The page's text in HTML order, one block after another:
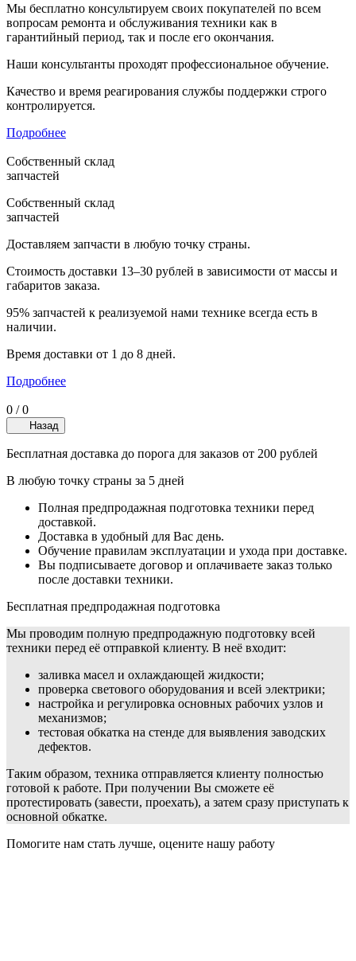
Мы бесплатно консультируем своих покупателей по всем
вопросам ремонта и обслуживания техники как в
гарантийный период, так и после его окончания.
Наши консультанты проходят профессиональное обучение.
Качество и время реагирования службы поддержки строго
контролируется.
Подробнее
Собственный склад
запчастей
Собственный склад
запчастей
Доставляем запчасти в любую точку страны.
Стоимость доставки 13–30 рублей в зависимости от массы и
габаритов заказа.
95% запчастей к реализуемой нами технике всегда есть в
наличии.
Время доставки от 1 до 8 дней.
Подробнее
0 /0
Назад
Бесплатная доставка до порога для заказов от 200 рублей
В любую точку страны за 5 дней
Полная предпродажная подготовка техники перед
доставкой.
Доставка в удобный для Вас день.
Обучение правилам эксплуатации и ухода при доставке.
Вы подписываете договор и оплачиваете заказ только
после доставки техники.
Бесплатная предпродажная подготовка
Мы проводим полную предпродажную подготовку всей
техники перед её отправкой клиенту. В неё входит:
заливка масел и охлаждающей жидкости;
проверка светового оборудования и всей электрики;
настройка и регулировка основных рабочих узлов и
механизмов;
тестовая обкатка на стенде для выявления заводских
дефектов.
Таким образом, техника отправляется клиенту полностью
готовой к работе. При получении Вы сможете её
протестировать (завести, проехать), а затем сразу приступать к
основной обкатке.
Помогите нам стать лучше, оцените нашу работу